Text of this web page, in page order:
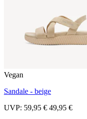
Vegan
Sandale - beige
UVP: 59,95 € 49,95 €